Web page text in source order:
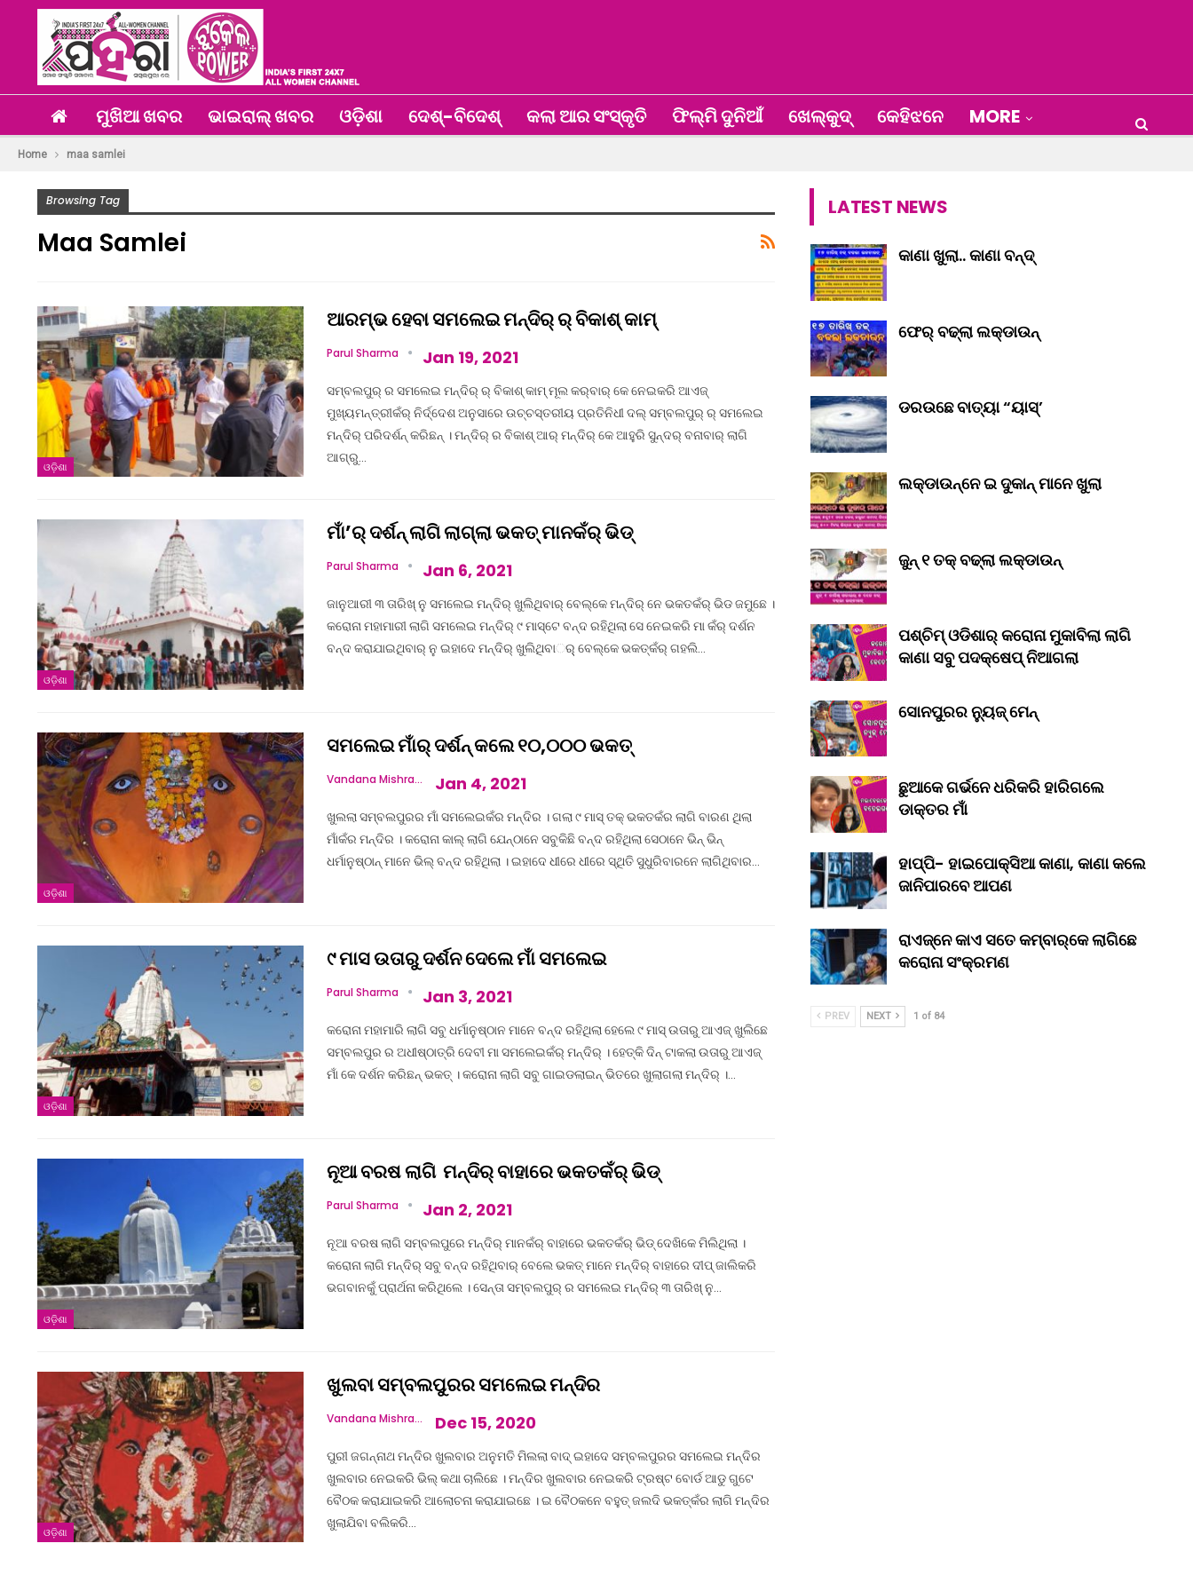
ମୁଖିଆ ଖବର ଭାଇରାଲ୍ ଖବର ଓଡ଼ିଶା ଦେଶ୍‌-ବିଦେଶ୍‌ କଲା ଆର ସଂସ୍କୃତି ଫିଲ୍ମି ଦୁନିଆଁ ଖେଲ୍‌କୁଦ୍‌ କେହିଝନେ MORE
Home maa samlei
Browsing Tag
Maa Samlei
ଓଡ଼ିଶା
ଆରମ୍ଭ ହେବା ସମଲେଇ ମନ୍ଦିର୍ ର୍ ବିକାଶ୍ କାମ୍
Parul Sharma Jan 19, 2021
ସମ୍ବଲପୁର୍ ର ସମଲେଇ ମନ୍ଦିର୍ ର୍ ବିକାଶ୍ କାମ୍ ମୂଲ କର୍‌ବାର୍ କେ ନେଇକରି ଆଏଜ୍
ମୁଖ୍ୟମନ୍ତ୍ରୀକଁର୍ ନିର୍ଦ୍ଦେଶ ଅନୁସାରେ ଉଚ୍ଚସ୍ତରୀୟ ପ୍ରତିନିଧୀ ଦଲ୍ ସମ୍ବଲପୁର୍ ର୍ ସମଲେଇ
ମନ୍ଦିର୍ ପରିଦର୍ଶନ୍ କରିଛନ୍ । ମନ୍ଦିର୍ ର ବିକାଶ୍ ଆର୍ ମନ୍ଦିର୍ କେ ଆହୁରି ସୁନ୍ଦର୍ ବନାବାର୍ ଲାଗି
ଆଗ୍‌ରୁ…
ଓଡ଼ିଶା
ମାଁ’ର୍ ଦର୍ଶନ୍ ଲାଗି ଲାଗ୍‌ଲା ଭକତ୍ ମାନକଁର୍ ଭିଡ୍
Parul Sharma Jan 6, 2021
ଜାନୁଆରୀ ୩ ତାରିଖ୍ ନୁ ସମଲେଇ ମନ୍ଦିର୍ ଖୁଲିଥିବାର୍ ବେଲ୍‌କେ ମନ୍ଦିର୍ ନେ ଭକତକଁର୍ ଭିଡ ଜମୁଛେ ।
କରୋନା ମହାମାରୀ ଲାଗି ସମଲେଇ ମନ୍ଦିର୍ ୯ ମାସ୍‌ଟେ ବନ୍ଦ ରହିଥିଲା ସେ ନେଇକରି ମା କଁର୍ ଦର୍ଶନ
ବନ୍ଦ କରାଯାଇଥିବାର୍ ନୁ ଇହାଦେ ମନ୍ଦିର୍ ଖୁଲିଥିବାର୍‌୍ ବେଲ୍‌କେ ଭକତ୍‌କଁର୍ ଗହଲି…
ଓଡ଼ିଶା
ସମଲେଇ ମାଁର୍ ଦର୍ଶନ୍ କଲେ ୧୦,୦୦୦ ଭକତ୍‌
Vandana Mishra Jan 4, 2021
ଖୁଲଲା ସମ୍ବଲପୁରର ମାଁ ସମଲେଇକଁର ମନ୍ଦିର । ଗଲା ୯ ମାସ୍ ତକ୍ ଭକତକଁର ଲାଗି ବାରଣ ଥିଲା
ମାଁକଁର ମନ୍ଦିର । କରୋନା କାଲ୍ ଲାଗି ଯେନ୍‌ଠାନେ ସବୁକିଛି ବନ୍ଦ ରହିଥିଲା ସେଠାନେ ଭିନ୍ ଭିନ୍
ଧର୍ମାନୁଷ୍ଠାନ୍ ମାନେ ଭିଲ୍ ବନ୍ଦ ରହିଥିଲା । ଇହାଦେ ଧୀରେ ଧୀରେ ସ୍ଥିତି ସୁଧୁରିବାରନେ ଲାଗିଥିବାର…
ଓଡ଼ିଶା
୯ ମାସ ଉତାରୁ ଦର୍ଶନ ଦେଲେ ମାଁ ସମଲେଇ
Parul Sharma Jan 3, 2021
କରୋନା ମହାମାରି ଲାଗି ସବୁ ଧର୍ମାନୁଷ୍ଠାନ ମାନେ ବନ୍ଦ ରହିଥିଲା ହେଲେ ୯ ମାସ୍ ଉତାରୁ ଆଏଜ୍ ଖୁଲିଛେ
ସମ୍ବଲପୁର ର ଅଧୀଷ୍ଠାତ୍ରି ଦେବୀ ମା ସମଲେଇକଁର୍ ମନ୍ଦିର୍ । ହେତ୍‌କି ଦିନ୍ ଟାକଲା ଉତାରୁ ଆଏଜ୍
ମାଁ କେ ଦର୍ଶନ କରିଛନ୍ ଭକତ୍ । କରୋନା ଲାଗି ସବୁ ଗାଇଡଲାଇନ୍ ଭିତରେ ଖୁଲାଗଲା ମନ୍ଦିର୍ ।…
ଓଡ଼ିଶା
ନୂଆ ବରଷ ଲାଗି ମନ୍ଦିର୍ ବାହାରେ ଭକତକଁର୍ ଭିଡ୍
Parul Sharma Jan 2, 2021
ନୂଆ ବରଷ ଲାଗି ସମ୍ବଲପୁରେ ମନ୍ଦିର୍ ମାନକଁର୍ ବାହାରେ ଭକତକଁର୍ ଭିଡ୍ ଦେଖିକେ ମିଲିଥିଲା ।
କରୋନା ଲାଗି ମନ୍ଦିର୍ ସବୁ ବନ୍ଦ ରହିଥିବାର୍ ବେଲେ ଭକତ୍ ମାନେ ମନ୍ଦିର୍ ବାହାରେ ଦୀପ୍ ଜାଲିକରି
ଭଗବାନକୁଁ ପ୍ରାର୍ଥନା କରିଥିଲେ । ସେନ୍ତା ସମ୍ବଲପୁର୍ ର ସମଲେଇ ମନ୍ଦିର୍ ୩ ତାରିଖ୍ ନୁ…
ଓଡ଼ିଶା
ଖୁଲବା ସମ୍ବଲପୁରର ସମଲେଇ ମନ୍ଦିର
Vandana Mishra Dec 15, 2020
ପୁରୀ ଜଗନ୍ନାଥ ମନ୍ଦିର ଖୁଲବାର ଅନୁମତି ମିଲଲା ବାଦ୍ ଇହାଦେ ସମ୍ବଲପୁରର ସମଲେଇ ମନ୍ଦିର
ଖୁଲବାର ନେଇକରି ଭିଲ୍ କଥା ଚାଲିଛେ । ମନ୍ଦିର ଖୁଲବାର ନେଇକରି ଟ୍ରଷ୍ଟ ବୋର୍ଡ ଆଡୁ ଗୁଟେ
ବୈଠକ କରାଯାଇକରି ଆଲୋଚନା କରାଯାଇଛେ । ଇ ବୈଠକନେ ବହୁତ୍ ଜଲଦି ଭକତ୍‌କଁର ଲାଗି ମନ୍ଦିର
ଖୁଲାଯିବା ବଲିକରି…
LATEST NEWS
କାଣା ଖୁଲା.. କାଣା ବନ୍ଦ୍‌
ଫେର୍ ବଢ୍‌ଲା ଲକ୍‌ଡାଉନ୍‌
ଡରଉଛେ ବାତ୍ୟା “ୟାସ୍‌’
ଲକ୍‌ଡାଉନ୍‌ନେ ଇ ଦୁକାନ୍ ମାନେ ଖୁଲା
ଜୁନ୍ ୧ ତକ୍ ବଢ୍‌ଲା ଲକ୍‌ଡାଉନ୍‌
ପଶ୍ଚିମ୍ ଓଡିଶାର୍ କରୋନା ମୁକାବିଲା ଲାଗି
କାଣା ସବୁ ପଦକ୍ଷେପ୍ ନିଆଗଲା
ସୋନପୁରର ନ୍ୟୁଜ୍ ମେନ୍
ଛୁଆକେ ଗର୍ଭନେ ଧରିକରି ହାରିଗଲେ
ଡାକ୍ତର ମାଁ
ହାପ୍ପି- ହାଇପୋକ୍ସିଆ କାଣା, କାଣା କଲେ
ଜାନିପାରବେ ଆପଣ
ରାଏଜ୍‌ନେ କାଏ ସତେ କମ୍‌ବାର୍‌କେ ଲାଗିଛେ
କରୋନା ସଂକ୍ରମଣ
PREV NEXT 1 of 84